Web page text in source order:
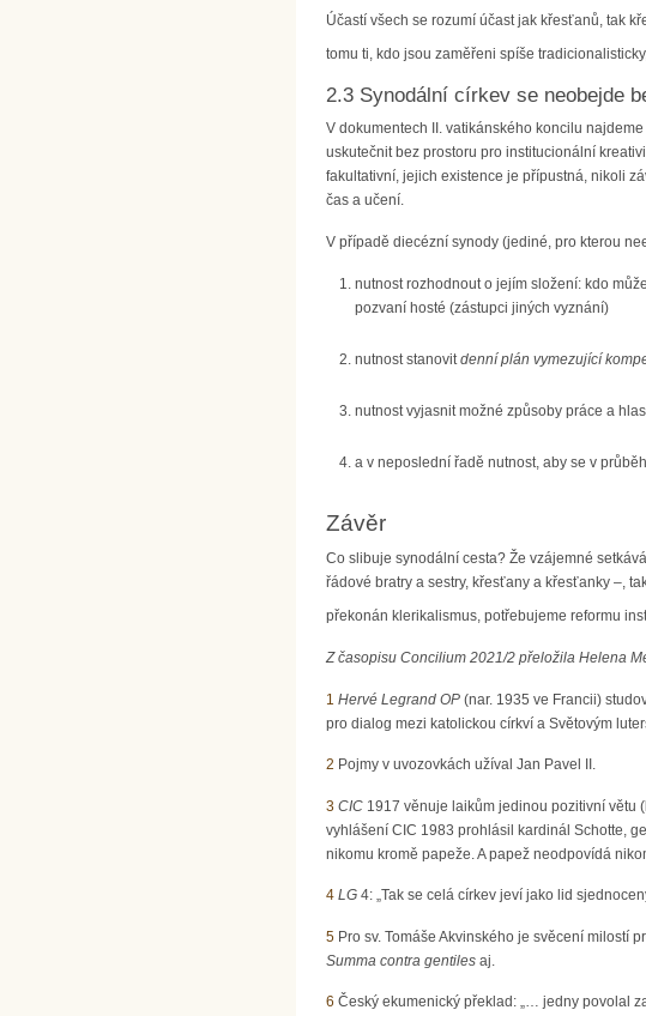
Účastí všech se rozumí účast jak křesťanů, tak
tomu ti, kdo jsou zaměřeni spíše
2.3 Synodální církev se neobejde
V dokumentech II. vatikánského koncilu
uskutečnit bez prostoru pro institucionální
fakultativní, jejich existence je přípustná, nikoli
čas a učení.
V případě diecézní synody (jediné, pro kterou
nutnost rozhodnout o jejím složení: kdo
pozvaní hosté (zástupci jiných vyznání)
nutnost stanovitdenní plán vymezující
nutnost vyjasnit možné způsoby práce a
a v neposlední řadě nutnost, aby se v
Závěr
Co slibuje synodální cesta? Že vzájemné
řádové bratry a sestry, křesťany a křesťanky –,
překonán klerikalismus, potřebujeme reformu
Z časopisu Concilium 2021/2 přeložila Helena
1 Hervé Legrand OP (nar. 1935 ve Francii)
pro dialog mezi katolickou církví a Světovým
2 Pojmy v uvozovkách užíval Jan Pavel II.
3 CIC 1917 věnuje laikům jedinou pozitivní větu
vyhlášení CIC 1983 prohlásil kardinál Schotte,
nikomu kromě papeže. A papež neodpovídá
4 LG 4: „Tak se celá církev jeví jako lid
5 Pro sv. Tomáše Akvinského je svěcení milostí
Summa contra gentiles aj.
6 Český ekumenický překlad: „… jedny povolal